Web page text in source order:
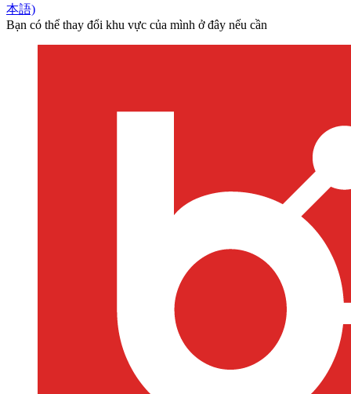
本語)
Bạn có thể thay đổi khu vực của mình ở đây nếu cần